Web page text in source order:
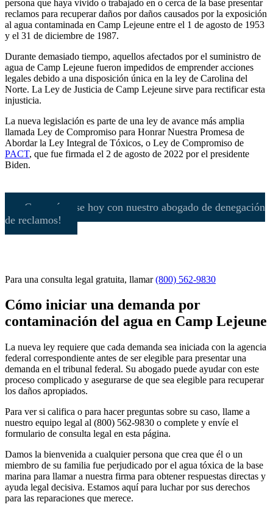
persona que haya vivido o trabajado en o cerca de la base presentar
reclamos para recuperar daños por daños causados por la exposición
al agua contaminada en Camp Lejeune entre el 1 de agosto de 1953
y el 31 de diciembre de 1987.
Durante demasiado tiempo, aquellos afectados por el suministro de
agua de Camp Lejeune fueron impedidos de emprender acciones
legales debido a una disposición única en la ley de Carolina del
Norte. La Ley de Justicia de Camp Lejeune sirve para rectificar esta
injusticia.
La nueva legislación es parte de una ley de avance más amplia
llamada Ley de Compromiso para Honrar Nuestra Promesa de
Abordar la Ley Integral de Tóxicos, o Ley de Compromiso de
PACT, que fue firmada el 2 de agosto de 2022 por el presidente
Biden.
¡Comuníquese hoy con nuestro abogado de denegación
de reclamos!
Para una consulta legal gratuita, llamar(800) 562-9830
Cómo iniciar una demanda por
contaminación del agua en Camp Lejeune
La nueva ley requiere que cada demanda sea iniciada con la agencia
federal correspondiente antes de ser elegible para presentar una
demanda en el tribunal federal. Su abogado puede ayudar con este
proceso complicado y asegurarse de que sea elegible para recuperar
los daños apropiados.
Para ver si califica o para hacer preguntas sobre su caso, llame a
nuestro equipo legal al (800) 562-9830 o complete y envíe el
formulario de consulta legal en esta página.
Damos la bienvenida a cualquier persona que crea que él o un
miembro de su familia fue perjudicado por el agua tóxica de la base
marina para llamar a nuestra firma para obtener respuestas directas y
ayuda legal decisiva. Estamos aquí para luchar por sus derechos
para las reparaciones que merece.